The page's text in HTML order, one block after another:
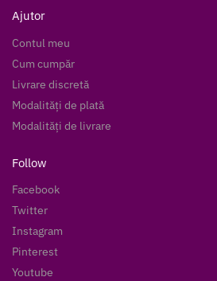
Ajutor
Contul meu
Cum cumpăr
Livrare discretă
Modalități de plată
Modalități de livrare
Follow
Facebook
Twitter
Instagram
Pinterest
Youtube